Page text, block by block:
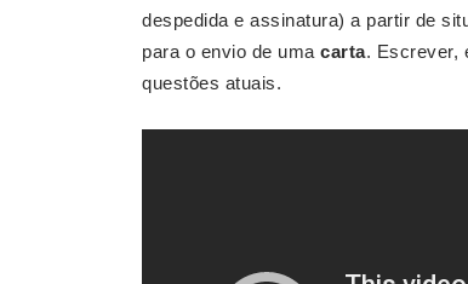
despedida e assinatura) a partir de
para o envio de uma carta. Escrever,
questões atuais.